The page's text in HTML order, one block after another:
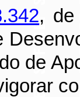
, de
de